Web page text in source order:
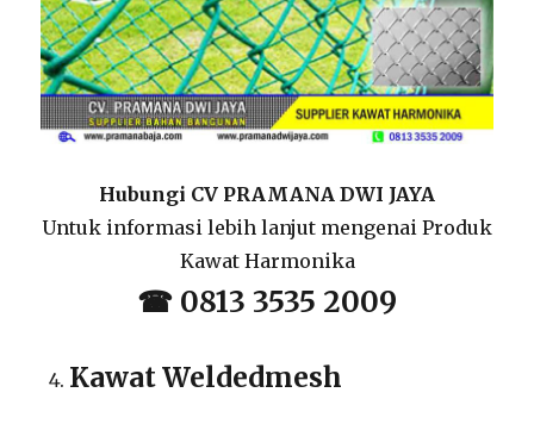
Hubungi CV PRAMANA DWI JAYA
Untuk informasi lebih lanjut mengenai Produk
Kawat Harmonika
☎ 0813 3535 2009
Kawat Weldedmesh